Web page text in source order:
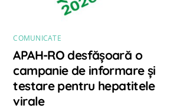
COMUNICATE
APAH-RO desfășoară o
campanie de informare și
testare pentru hepatitele
virale